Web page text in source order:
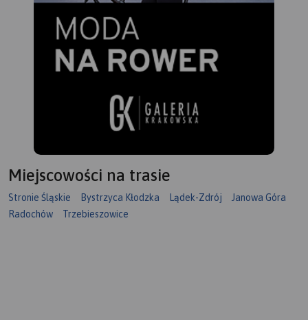
Miejscowości na trasie
Stronie Śląskie Bystrzyca Kłodzka Lądek-Zdrój
Janowa Góra
Radochów
Trzebieszowice